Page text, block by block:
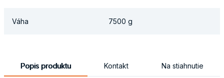
Váha 7500 g
Popis produktu Kontakt Na stiahnutie